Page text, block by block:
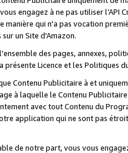
engagez à ne pas utiliser l’API
qui n'a pas vocation
un Site d'Amazon.
des pages, annexes,
présente Licence et les Politiques
Contenu Publicitaire à et
à laquelle le Contenu
avec tout Contenu du
application qui ne sont pas
de notre part, vous vous